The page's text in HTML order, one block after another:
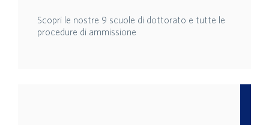
Scopri le nostre 9 scuole di dottorato e tutte le
procedure di ammissione